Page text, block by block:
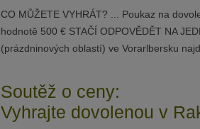
CO MŮŽETE VYHRÁT? ... Poukaz na
hodnotě 500 € STAČÍ ODPOVĚDĚT NA
(prázdninových oblastí) ve Vorarlbersku
Soutěž o ceny:
Vyhrajte dovolenou v